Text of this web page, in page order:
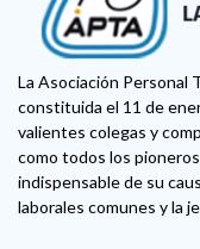
La Asociación Personal
constituida el 11 de
valientes colegas y
como todos los
indispensable de su
laborales comunes y la